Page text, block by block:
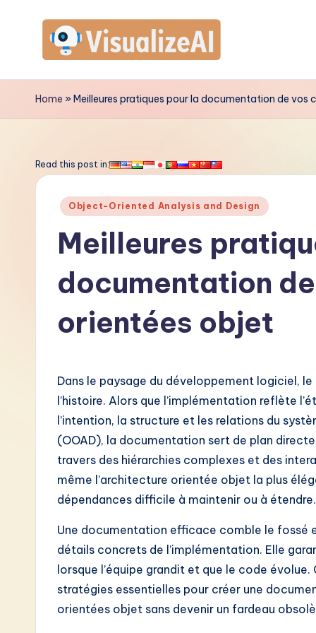
contentV
is
a
Home »Meilleures pratiques pour la documentation de vos
Read this post in:
Posted
Object-Oriented Analysis and Design
Meilleures
documentation
orientées objet
Dans le paysage du développement logiciel,
l’histoire. Alors que l’implémentation reflète
l’intention, la structure et les relations du
(OOAD), la documentation sert de plan
travers des hiérarchies complexes et des
même l’architecture orientée objet la plus
dépendances difficile à maintenir ou à étendre.
Une documentation efficace comble le fossé
détails concrets de l’implémentation. Elle
lorsque l’équipe grandit et que le code
stratégies essentielles pour créer une
orientées objet sans devenir un fardeau